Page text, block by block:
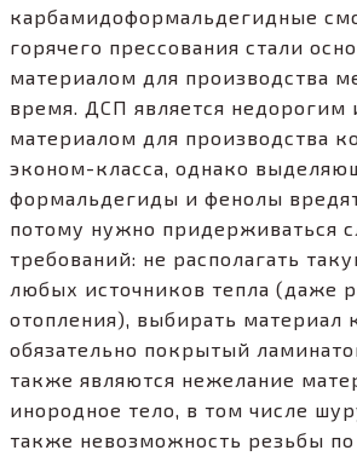
карбамидоформальдегидные
горячего прессования стали
материалом для производства
время. ДСП является недорогим
материалом для производства
эконом-класса, однако
формальдегиды и фенолы
потому нужно придерживаться
требований: не располагать
любых источников тепла (даже
отопления), выбирать материал
обязательно покрытый
также являются нежелание
инородное тело, в том числе
также невозможность резьбы